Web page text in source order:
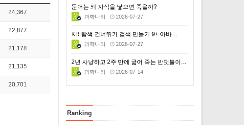
24,367
22,877
21,178
21,135
20,701
문어는 왜 자식을 낳으면 죽을까?
과학나라 2026-07-27
KR 탐색 건너뛰기 검색 만들기 9+ 아바…
과학나라 2026-07-27
과학나라 2026-07-14
Ranking